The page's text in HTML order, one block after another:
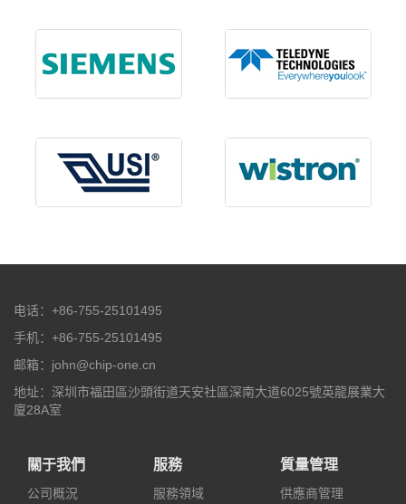
电话：+86-755-25101495
手机：+86-755-25101495
邮箱：john@chip-one.cn
地址：深圳市福田區沙頭街道天安社區深南大道6025號英龍展業大
廈28A室
關于我們
公司概況
服務
服務領域
質量管理
供應商管理